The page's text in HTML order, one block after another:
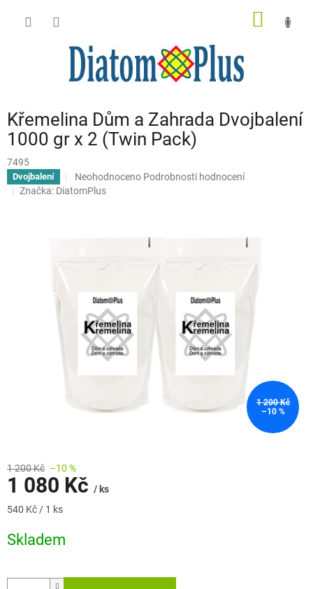
Křemelina Dům a Zahrada Dvojbalení
1000 gr x 2 (Twin Pack)
7495
Dvojbalení
Průměrné
hodnocení
hvězdiček.
Neohodnoceno Podrobnosti hodnocení
Značka: DiatomPlus
1 200 Kč
–10 %
1 200 Kč –10 %
1 080 Kč / ks
Měrná
540 Kč / 1 ks
Skladem